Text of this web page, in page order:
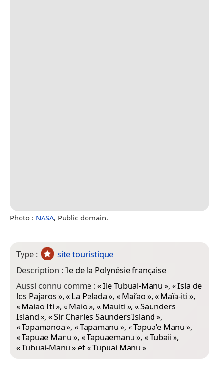
Photo : NASA, Public domain.
Type :
site touristique
Description :île de la Polynésie française
Aussi connu comme :«Ile Tubuai-Manu», «Isla de
los Pajaros», «La Pelada», «Mai’ao», «Maïa-iti»,
«Maiao Iti», «Maio», «Mauiti», «Saunders
Island», «Sir Charles Saunders’Island»,
«Tapamanoa», «Tapamanu», «Tapua’e Manu»,
«Tapuae Manu», «Tapuaemanu», «Tubaii»,
«Tubuai-Manu» et «Tupuai Manu»